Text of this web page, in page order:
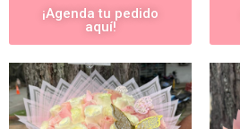
¡Agenda tu pedido
aquí!